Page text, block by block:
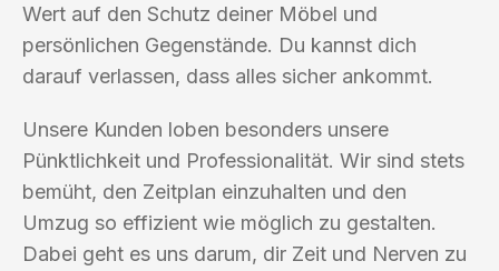
Wert auf den Schutz deiner Möbel und
persönlichen Gegenstände. Du kannst dich
darauf verlassen, dass alles sicher ankommt.
Unsere Kunden loben besonders unsere
Pünktlichkeit und Professionalität. Wir sind stets
bemüht, den Zeitplan einzuhalten und den
Umzug so effizient wie möglich zu gestalten.
Dabei geht es uns darum, dir Zeit und Nerven zu